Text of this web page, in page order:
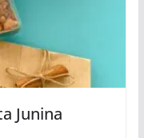
Junina